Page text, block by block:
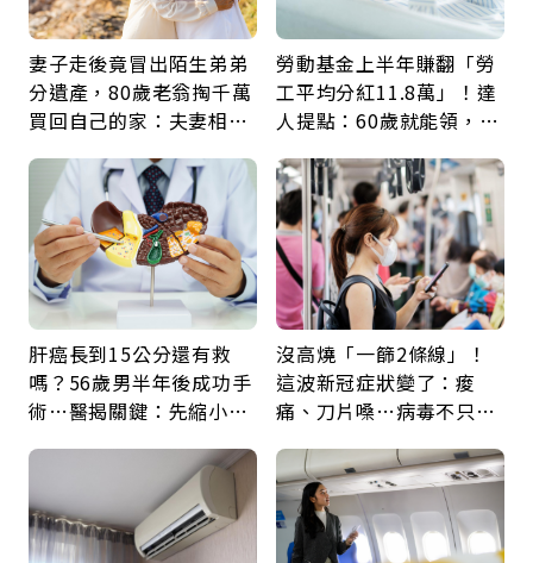
妻子走後竟冒出陌生弟弟
分遺產，80歲老翁掏千萬
買回自己的家：夫妻相守
勞動基金上半年賺翻「勞
工平均分紅11.8萬」！達
人提點：60歲就能領，重
肝癌長到15公分還有救
嗎？56歲男半年後成功手
術…醫揭關鍵：先縮小腫
沒高燒「一篩2條線」！
這波新冠症狀變了：痠
痛、刀片嗓…病毒不只攻
管發炎